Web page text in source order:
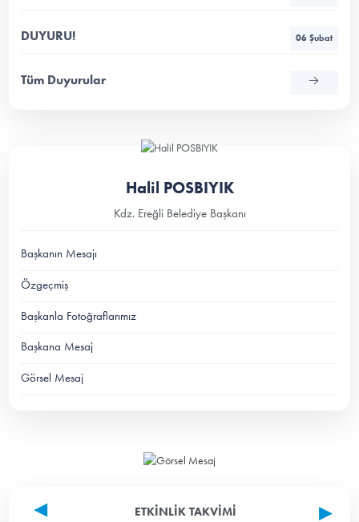
DUYURU! 06 Şubat
Tüm Duyurular
Halil POSBIYIK
Kdz. Ereğli Belediye Başkanı
Başkanın Mesajı
Özgeçmiş
Başkanla Fotoğraflarımız
Başkana Mesaj
Görsel Mesaj
ETKINLIK TAKVIMI